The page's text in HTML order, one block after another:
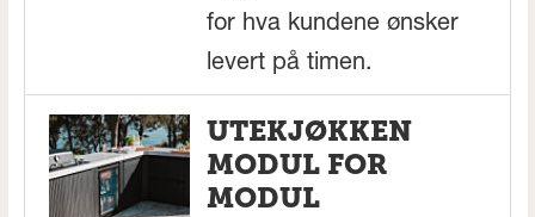
for hva kundene ønsker
levert på timen.
UTEKJØKKEN
MODUL FOR
MODUL